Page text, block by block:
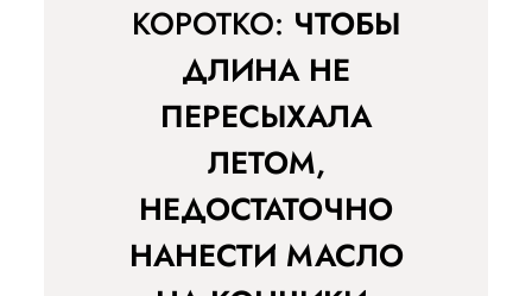
КОРОТКО: ЧТОБЫ
ДЛИНА НЕ
ПЕРЕСЫХАЛА
ЛЕТОМ,
НЕДОСТАТОЧНО
НАНЕСТИ МАСЛО